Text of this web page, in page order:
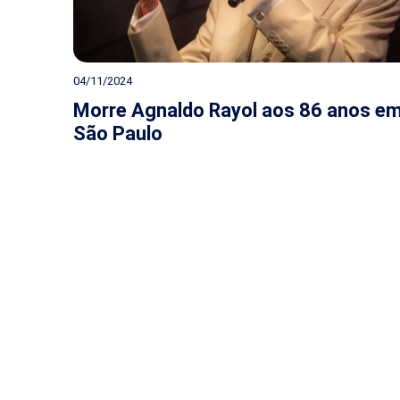
04/11/2024
Morre Agnaldo Rayol aos 86 anos
São Paulo